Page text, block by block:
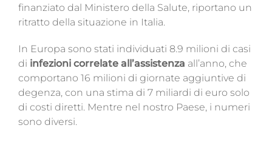
finanziato dal Ministero della Salute, riportano un
ritratto della situazione in Italia.
In Europa sono stati individuati 8.9 milioni di casi
di infezioni correlate all’assistenza all’anno, che
comportano 16 milioni di giornate aggiuntive di
degenza, con una stima di 7 miliardi di euro solo
di costi diretti. Mentre nel nostro Paese, i numeri
sono diversi.